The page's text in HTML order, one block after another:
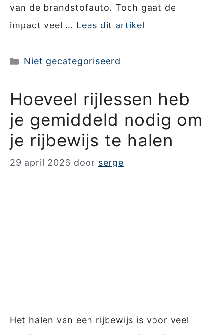
van de brandstofauto. Toch gaat de
impact veel … Lees dit artikel
Categorieën
Niet gecategoriseerd
Hoeveel rijlessen heb
je gemiddeld nodig om
je rijbewijs te halen
29 april 2026 door serge
Het halen van een rijbewijs is voor veel